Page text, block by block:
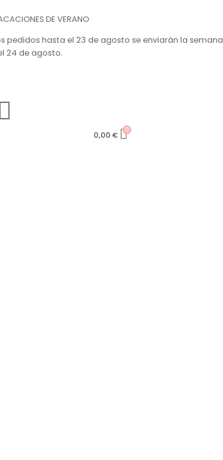
DE VERANO
pedidos hasta el 23 de agosto se enviarán la semana
24 de agosto.
0,00 €
0